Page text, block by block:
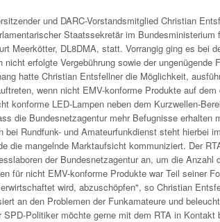
und DARC-Vorstandsmitglied Christian
Staatssekretär im
Meerkötter, DL8DMA, statt. Vorrangig ging es bei
erfolgte Vergebührung sowie der
hatte Christian Entsfellner die Möglichkeit,
wenn nicht EMV-konforme Produkte auf
konforme LED-Lampen neben dem Kurzwellen-
die Bundesnetzagentur mehr Befugnisse erhalten
bei Rundfunk- und Amateurfunkdienst steht hierbei
die mangelnde Marktaufsicht kommuniziert. Der
der Bundesnetzagentur an, um die Anzahl
für nicht EMV-konforme Produkte war Teil seiner
wird, abzuschöpfen", so Christian
an den Problemen der Funkamateure und
Politiker möchte gerne mit dem RTA in